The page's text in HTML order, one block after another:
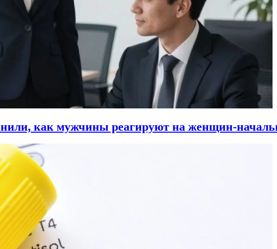
как мужчины реагируют на женщин-